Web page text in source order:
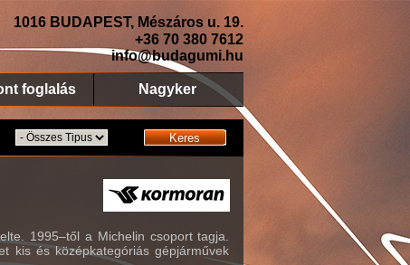
1016 BUDAPEST, Mészáros u. 19.
+36 70 380 7612
info@budagumi.hu
foglalás Nagyker
Keres
1995–től a Michelin csoport tagja.
kis és középkategóriás gépjárművek